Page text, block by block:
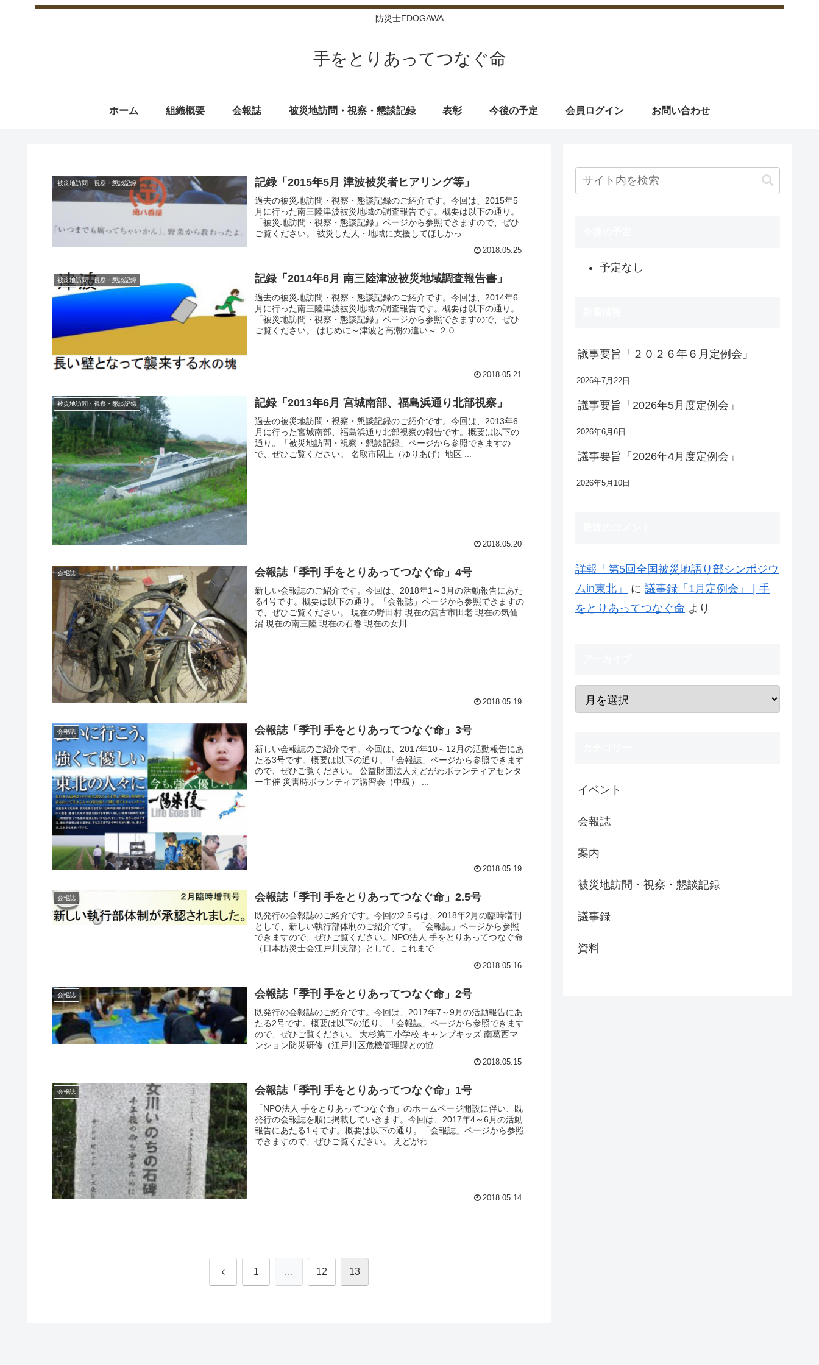
防災士EDOGAWA
手をとりあってつなぐ命
ホーム 組織概要 会報誌 被災地訪問・視察・懇談記録 表彰 今後の予定 会員ログイン お問い合わせ
被災地訪問・視察・懇談記録 記録「2015年5月 津波被災者ヒアリング等」
過去の被災地訪問・視察・懇談記録のご紹介です。今回は、2015年5
月に行った南三陸津波被災地域の調査報告です。概要は以下の通り。
「被災地訪問・視察・懇談記録」ページから参照できますので、ぜひ
ご覧ください。 被災した人・地域に支援してほしかっ...
2018.05.25
被災地訪問・視察・懇談記録 記録「2014年6月 南三陸津波被災地域調査報告書」
過去の被災地訪問・視察・懇談記録のご紹介です。今回は、2014年6
月に行った南三陸津波被災地域の調査報告です。概要は以下の通り。
「被災地訪問・視察・懇談記録」ページから参照できますので、ぜひ
ご覧ください。 はじめに～津波と高潮の違い～ ２０...
2018.05.21
被災地訪問・視察・懇談記録 記録「2013年6月 宮城南部、福島浜通り北部視察」
過去の被災地訪問・視察・懇談記録のご紹介です。今回は、2013年6
月に行った宮城南部、福島浜通り北部視察の報告です。概要は以下の
通り。「被災地訪問・視察・懇談記録」ページから参照できますの
で、ぜひご覧ください。 名取市閖上（ゆりあげ）地区 ...
2018.05.20
会報誌 会報誌「季刊 手をとりあってつなぐ命」4号
新しい会報誌のご紹介です。今回は、2018年1～3月の活動報告にあた
る4号です。概要は以下の通り。「会報誌」ページから参照できますの
で、ぜひご覧ください。 現在の野田村 現在の宮古市田老 現在の気仙
沼 現在の南三陸 現在の石巻 現在の女川 ...
2018.05.19
会報誌 会報誌「季刊 手をとりあってつなぐ命」3号
新しい会報誌のご紹介です。今回は、2017年10～12月の活動報告にあ
たる3号です。概要は以下の通り。「会報誌」ページから参照できます
ので、ぜひご覧ください。 公益財団法人えどがわボランティアセンタ
ー主催 災害時ボランティア講習会（中級） ...
2018.05.19
会報誌 会報誌「季刊 手をとりあってつなぐ命」2.5号
既発行の会報誌のご紹介です。今回の2.5号は、2018年2月の臨時増刊
として、新しい執行部体制のご紹介です。「会報誌」ページから参照
できますので、ぜひご覧ください。NPO法人 手をとりあってつなぐ命
（日本防災士会江戸川支部）として、これまで...
2018.05.16
会報誌 会報誌「季刊 手をとりあってつなぐ命」2号
既発行の会報誌のご紹介です。今回は、2017年7～9月の活動報告にあ
たる2号です。概要は以下の通り。「会報誌」ページから参照できます
ので、ぜひご覧ください。 大杉第二小学校 キャンプキッズ 南葛西マ
ンション防災研修（江戸川区危機管理課との協...
2018.05.15
会報誌 会報誌「季刊 手をとりあってつなぐ命」1号
「NPO法人 手をとりあってつなぐ命」のホームページ開設に伴い、既
発行の会報誌を順に掲載していきます。今回は、2017年4～6月の活動
報告にあたる1号です。概要は以下の通り。「会報誌」ページから参照
できますので、ぜひご覧ください。 えどがわ...
2018.05.14
前 1 … 12 13
予定なし
議事要旨「２０２６年６月定例会」
2026年7月22日
議事要旨「2026年5月度定例会」
2026年6月6日
議事要旨「2026年4月度定例会」
2026年5月10日
詳報「第5回全国被災地語り部シンポジウ
ムin東北」
に 議事録「1月定例会」 | 手
をとりあってつなぐ命 より
イベント
会報誌
案内
被災地訪問・視察・懇談記録
議事録
資料